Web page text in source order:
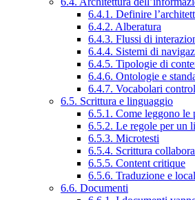
6.4.1. Definire
6.4.2. Alberatura
6.4.3. Flussi di
6.4.4. Sistemi di
6.4.5. Tipologie di
6.4.6. Ontologie e
6.4.7. Vocabolari
6.5. Scrittura e linguaggio
6.5.1. Come leggono le
6.5.2. Le regole per un
6.5.3. Microtesti
6.5.4. Scrittura
6.5.5. Content critique
6.5.6. Traduzione e
6.6. Documenti